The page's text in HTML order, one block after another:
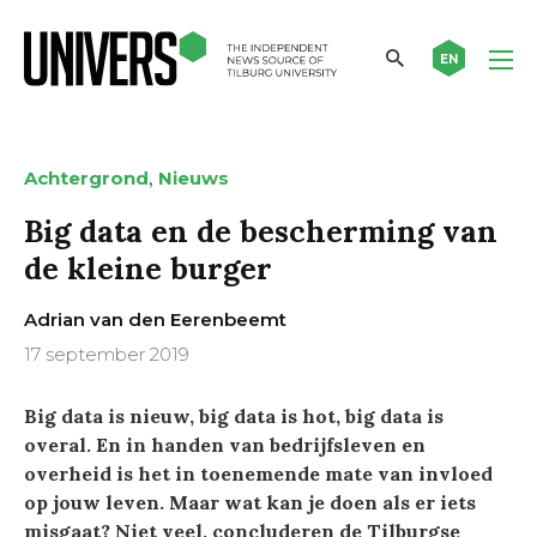
EN
Achtergrond, Nieuws
Big data en de bescherming van
de kleine burger
Adrian van den Eerenbeemt
17 september 2019
Big data is nieuw, big data is hot, big data is
overal. En in handen van bedrijfsleven en
overheid is het in toenemende mate van invloed
op jouw leven. Maar wat kan je doen als er iets
misgaat? Niet veel, concluderen de Tilburgse